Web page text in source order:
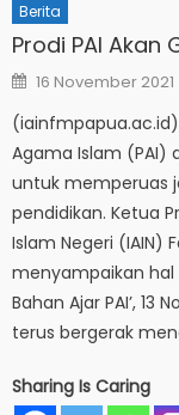
Berita
Prodi PAI Akan
Posted
on
16 November 2021
Agama Islam (PAI)
untuk memperuas
pendidikan. Ketua
Islam Negeri (IAIN)
menyampaikan hal
Bahan Ajar PAI’, 13
terus bergerak
Sharing Is Caring